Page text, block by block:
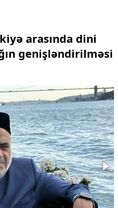
arasında dini
genişləndirilməsi